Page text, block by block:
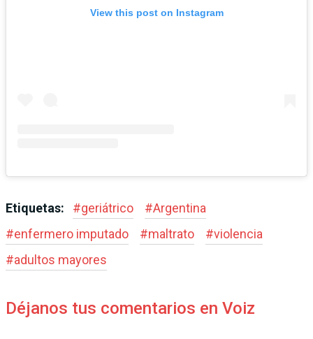
View this post on Instagram
Etiquetas: #geriátrico #Argentina
#enfermero imputado #maltrato #violencia
#adultos mayores
Déjanos tus comentarios en Voiz